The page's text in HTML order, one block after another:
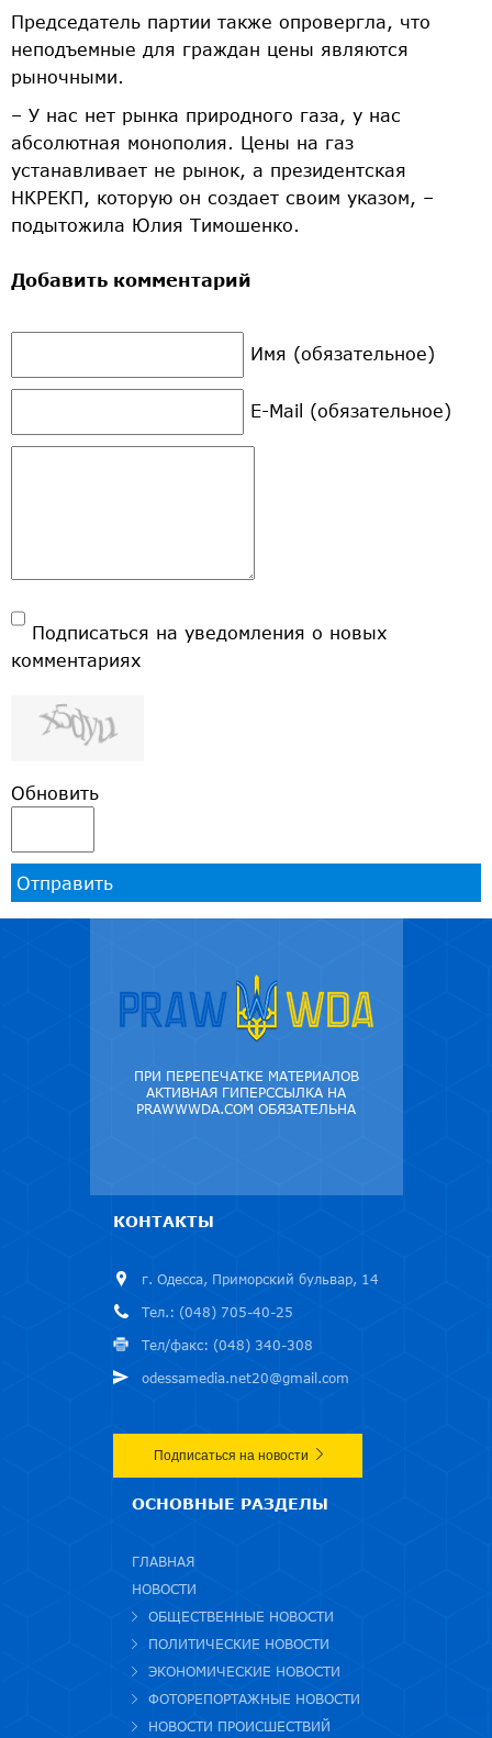
Председатель партии также опровергла, что
неподъемные для граждан цены являются
рыночными.
– У нас нет рынка природного газа, у нас
абсолютная монополия. Цены на газ
устанавливает не рынок, а президентская
НКРЕКП, которую он создает своим указом, –
подытожила Юлия Тимошенко.
Добавить комментарий
Имя (обязательное)
E-Mail (обязательное)
Подписаться на уведомления о новых
комментариях
Обновить
Отправить
ПРИ ПЕРЕПЕЧАТКЕ МАТЕРИАЛОВ
АКТИВНАЯ ГИПЕРССЫЛКА НА
PRAWWWDA.COM ОБЯЗАТЕЛЬНА
КОНТАКТЫ
г. Одесса, Приморский бульвар, 14
Тел.: (048) 705-40-25
Тел/факс: (048) 340-308
odessamedia.net20@gmail.com
Подписаться на новости
ОСНОВНЫЕ РАЗДЕЛЫ
ГЛАВНАЯ
НОВОСТИ
ОБЩЕСТВЕННЫЕ НОВОСТИ
ПОЛИТИЧЕСКИЕ НОВОСТИ
ЭКОНОМИЧЕСКИЕ НОВОСТИ
ФОТОРЕПОРТАЖНЫЕ НОВОСТИ
НОВОСТИ ПРОИСШЕСТВИЙ